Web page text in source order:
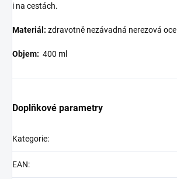
i na cestách.
Materiál: zdravotně nezávadná nerezová ocel
Objem: 400 ml
Doplňkové parametry
Kategorie:
EAN: